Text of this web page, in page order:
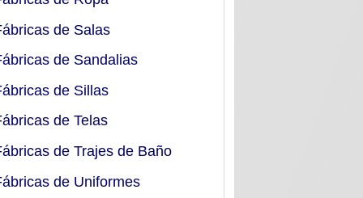
de Salas
de Sandalias
de Sillas
de Telas
de Trajes de Baño
de Uniformes